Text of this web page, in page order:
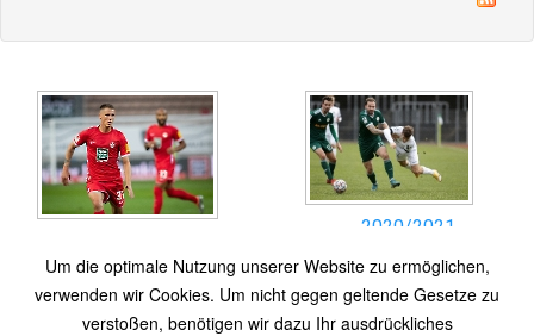
(74 Bilder)
Zugriffe: 137.810
2020/2021
(76 Bilder)
Zugriffe: 195.189
Um die optimale Nutzung unserer Website zu ermöglichen,
verwenden wir Cookies. Um nicht gegen geltende Gesetze zu
verstoßen, benötigen wir dazu Ihr ausdrückliches